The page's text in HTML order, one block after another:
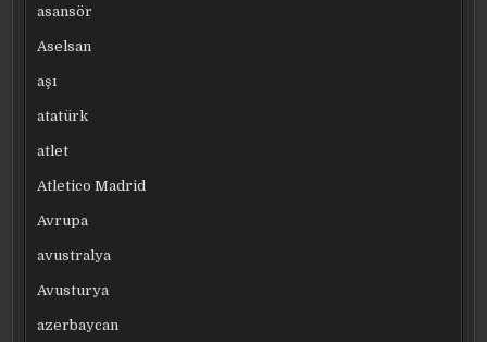
asansör
Aselsan
aşı
atatürk
atlet
Atletico Madrid
Avrupa
avustralya
Avusturya
azerbaycan